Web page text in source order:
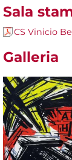
Sala
CS Vinicio
Galleria